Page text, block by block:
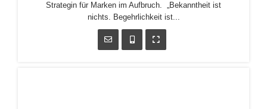
Strategin für Marken im Aufbruch. „Bekanntheit ist
nichts. Begehrlichkeit ist...